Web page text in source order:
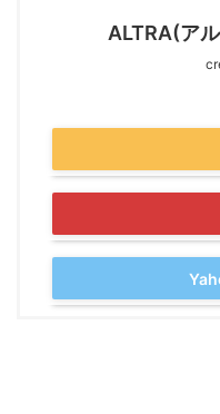
ALTRA(ア